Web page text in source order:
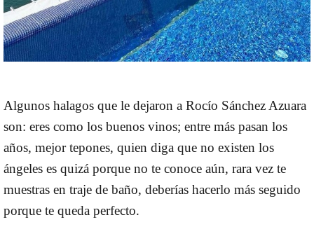
Algunos halagos que le dejaron a Rocío Sánchez Azuara
son: eres como los buenos vinos; entre más pasan los
años, mejor tepones, quien diga que no existen los
ángeles es quizá porque no te conoce aún, rara vez te
muestras en traje de baño, deberías hacerlo más seguido
porque te queda perfecto.